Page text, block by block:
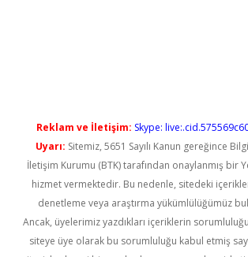
Reklam ve İletişim: Skype:
Uyarı: Sitemiz, 5651 Sayılı Kanun gereğince
İletişim Kurumu (BTK) tarafından onaylanmış bir
hizmet vermektedir. Bu nedenle, sitedeki
denetleme veya araştırma yükümlülüğümüz
Ancak, üyelerimiz yazdıkları içeriklerin
siteye üye olarak bu sorumluluğu kabul etmiş